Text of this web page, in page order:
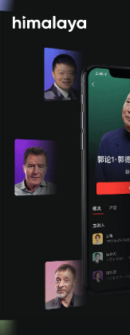
Himalaya-有聲書
4.8k 安裝